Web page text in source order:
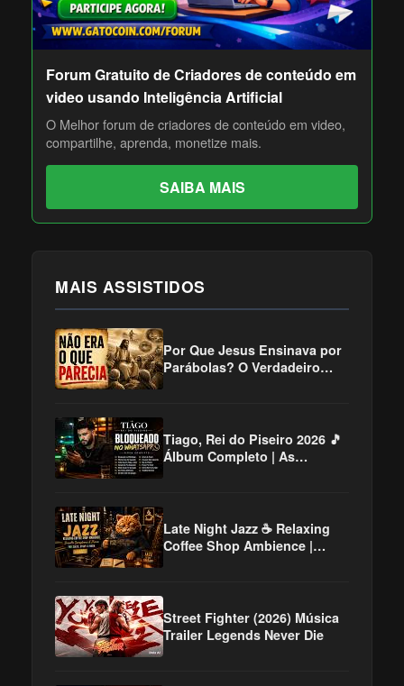
Forum Gratuito de Criadores de conteúdo em
video usando Inteligência Artificial
O Melhor forum de criadores de conteúdo em video,
compartilhe, aprenda, monetize mais.
SAIBA MAIS
MAIS ASSISTIDOS
Por Que Jesus Ensinava por
Parábolas? O Verdadeiro
Tiago, Rei do Piseiro 2026 🎵
Álbum Completo | As
Late Night Jazz ☕ Relaxing
Coffee Shop Ambience |
Street Fighter (2026) Música
Trailer Legends Never Die